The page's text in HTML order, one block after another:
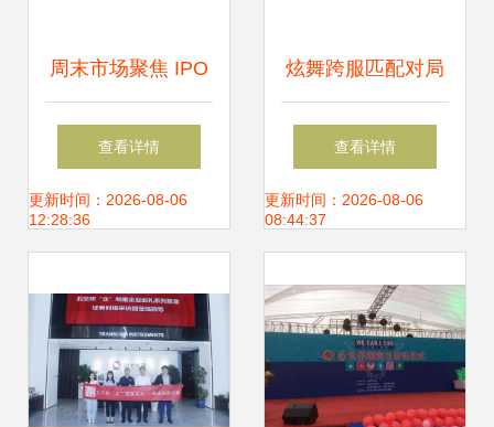
周末市场聚焦 IPO
重磅信号、巨头动
态与退市警示，十
周风向
查看详情
更新时间：2026-08-06
12:28:36
炫舞跨服匹配对局
中舞今信息不可见
的原因与解决方案
查看详情
更新时间：2026-08-06
08:44:37